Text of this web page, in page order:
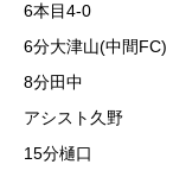
6本目4-0
6分大津山(中間FC)
8分田中
アシスト久野
15分樋口